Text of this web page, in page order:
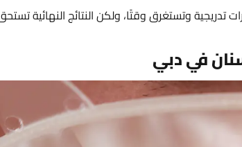
وتستغرق وقتًا، ولكن النتائج النهائية
في دبي